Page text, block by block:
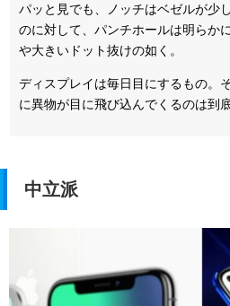
パッと見でも、ノッチはベゼルが少
のに対して、パンチホールは明らか
や大きいドット抜けの如く。
ディスプレイは毎日目にするもの。
に異物が目に飛び込んでくるのは到
中立派